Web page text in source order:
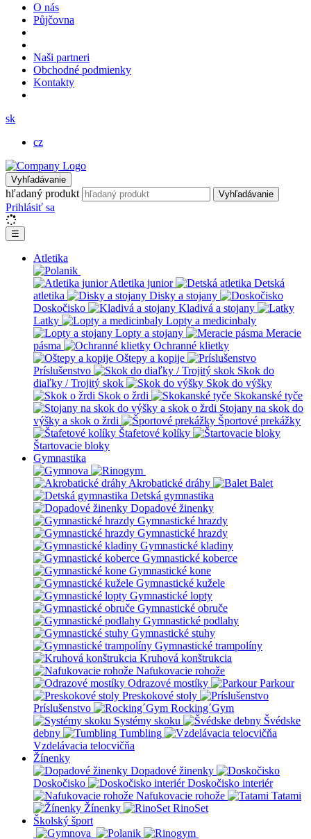
O nás
Půjčovna
Naši partneri
Obchodné podmienky
Kontakty
sk
cz
Vyhľadávanie
hľadaný produkt Vyhľadávanie
Prihlásiť sa
☰
Atletika
Atletika junior
Detská
atletika
Disky a stojany
Doskočisko
Kladivá a stojany
Latky
Lopty a medicinbaly
Lopty a stojany
Meracie
pásma
Ochranné klietky
Oštepy a kopije
Príslušenstvo
Skok do
diaľky / Trojitý skok
Skok do výšky
Skok o žrdi
Skokanské tyče
Stojany na skok do
výšky a skok o žrdi
Športové prekážky
Štafetové kolíky
Štartovacie bloky
Gymnastika
Akrobatické dráhy
Balet
Detská gymnastika
Dopadové žinenky
Gymnastické hrazdy
Gymnastické hrazdy
Gymnastické kladiny
Gymnastické koberce
Gymnastické kone
Gymnastické kužele
Gymnastické lopty
Gymnastické obruče
Gymnastické podlahy
Gymnastické stuhy
Gymnastické trampolíny
Kruhová konštrukcia
Nafukovacie rohože
Odrazové mostíky
Parkour
Preskokové stoly
Príslušenstvo
Rocking´Gym
Systémy skoku
Švédske
debny
Tumbling
Vzdelávacia telocvičňa
Žínenky
Dopadové žinenky
Doskočisko
Doskočisko interiér
Nafukovacie rohože
Tatami
Žínenky
RinoSet
Školský šport